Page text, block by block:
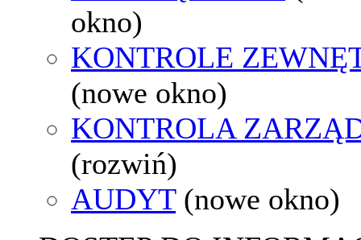
okno)
KONTROLE
(nowe okno)
KONTROLA
(rozwiń)
AUDYT (nowe okno)